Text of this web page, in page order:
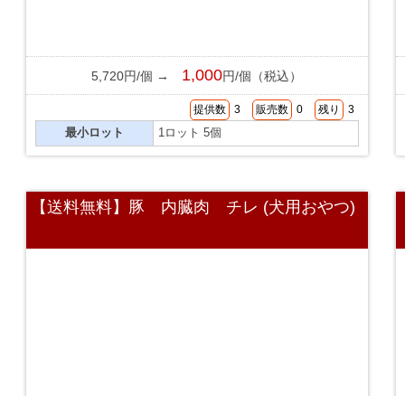
5,720円/個 → 1,000円/個（税込）
提供数 3 販売数 0 残り 3
最小ロット 1ロット 5個
【送料無料】豚 内臓肉 チレ (犬用おやつ)